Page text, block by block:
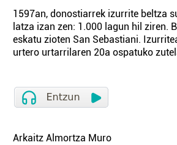
1597an, donostiarrek izurrite beltza
latza izan zen: 1.000 lagun hil ziren.
eskatu zioten San Sebastiani.
urtero urtarrilaren 20a ospatuko
Arkaitz Almortza Muro